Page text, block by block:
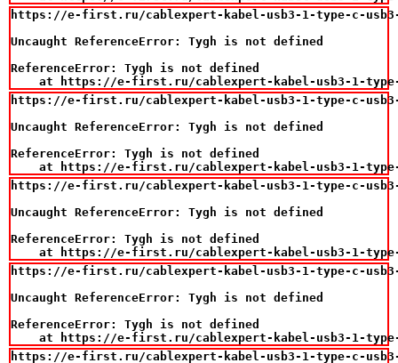
https://e-first.ru/cablexpert-kabel-usb3-1-type-c-usb3-1-
Uncaught ReferenceError: Tygh is not defined
ReferenceError: Tygh is not defined
at https://e-first.ru/cablexpert-kabel-usb3-1-
https://e-first.ru/cablexpert-kabel-usb3-1-type-c-usb3-1-
Uncaught ReferenceError: Tygh is not defined
ReferenceError: Tygh is not defined
at https://e-first.ru/cablexpert-kabel-usb3-1-
https://e-first.ru/cablexpert-kabel-usb3-1-type-c-usb3-1-
Uncaught ReferenceError: Tygh is not defined
ReferenceError: Tygh is not defined
at https://e-first.ru/cablexpert-kabel-usb3-1-
https://e-first.ru/cablexpert-kabel-usb3-1-type-c-usb3-1-
Uncaught ReferenceError: Tygh is not defined
ReferenceError: Tygh is not defined
at https://e-first.ru/cablexpert-kabel-usb3-1-
https://e-first.ru/cablexpert-kabel-usb3-1-type-c-usb3-1-